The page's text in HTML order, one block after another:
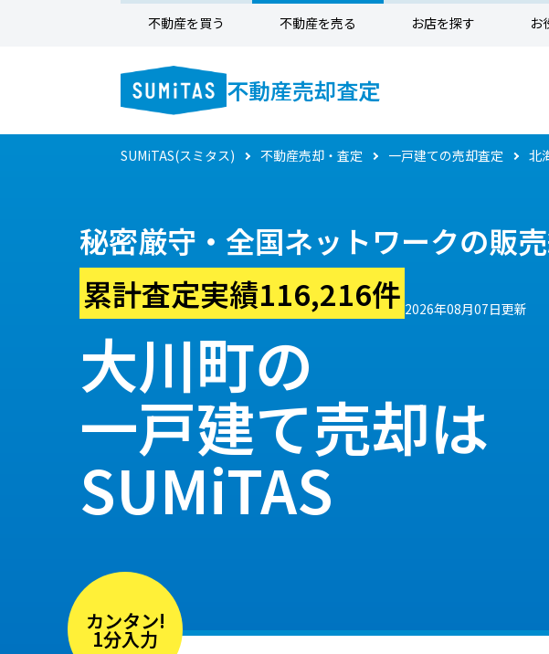
不動産を買う 不動産を売る お店を探す お
不動産売却査定
SUMiTAS(スミタス) 不動産売却・査定 一戸建ての売却査定 北
秘密厳守・全国ネットワークの販
累計査定実績116,216件 2026年08月07日更新
大川町の
一戸建て売却は
SUMiTAS
カンタン!
1分入力